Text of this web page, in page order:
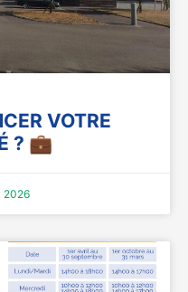
VOTRE
? 💼
2026